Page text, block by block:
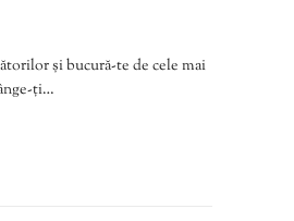
și bucură-te de cele mai
ți…